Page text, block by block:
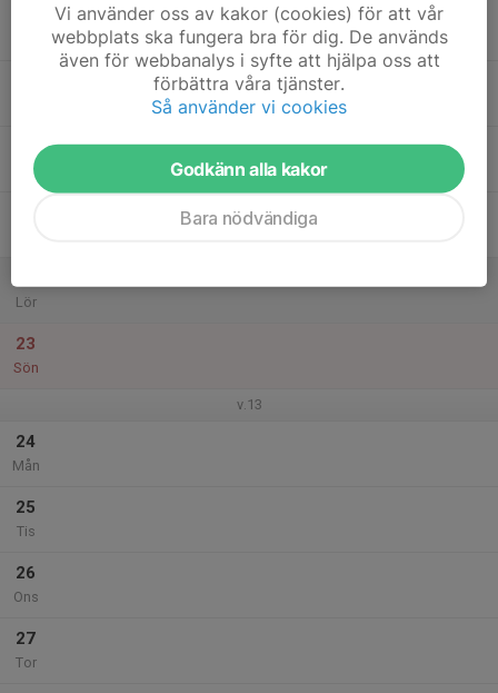
Tor
Lör
23
Sön
v.13
24
Mån
25
Tis
26
Ons
27
Tor
Vi använder oss av kakor (cookies) för att vår
webbplats ska fungera bra för dig. De används
även för webbanalys i syfte att hjälpa oss att
förbättra våra tjänster.
Så använder vi cookies
Godkänn alla kakor
Bara nödvändiga